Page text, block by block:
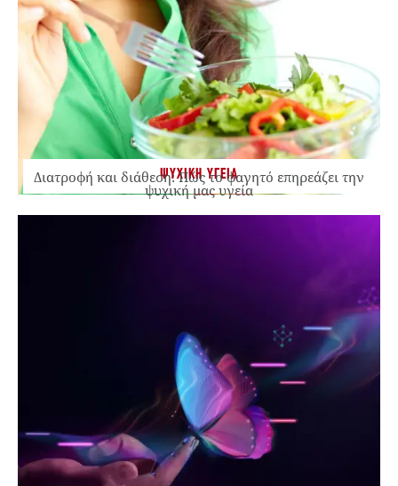
ΨΥΧΙΚΗ ΥΓΕΙΑ
Διατροφή και διάθεση: Πώς το φαγητό επηρεάζει την
ψυχική μας υγεία